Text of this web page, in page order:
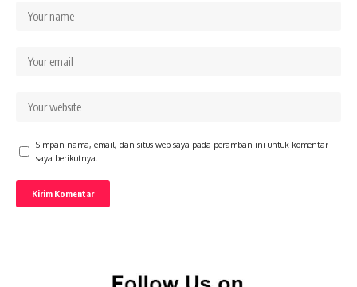
Simpan nama, email, dan situs web saya pada peramban ini untuk komentar
saya berikutnya.